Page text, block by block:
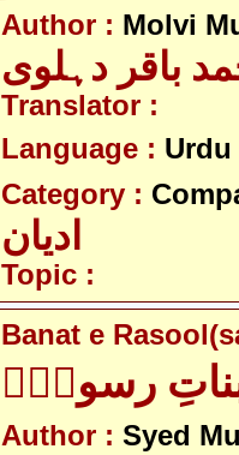
Author : Molvi
باقر دہلوی
Translator :
Language : Urdu
Category :
ادیان
Topic :
Banat e
رسولؑؐ
Author : Syed